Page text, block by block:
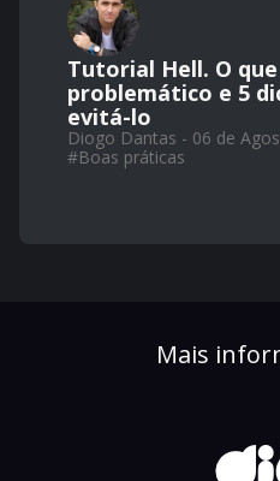
Tutorial Hell. O
problemático e 5
evitá-lo
Diogo Dantas - 06 de
#Boas práticas
Mais